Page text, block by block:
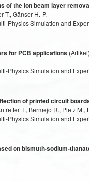
of the ion beam layer
T., Gänser H.-P.
Physics Simulation and
for PCB applications(Artikel)
Physics Simulation and
of printed circuit
T., Bermejo R., Pletz M.,
Physics Simulation and
on bismuth-sodium-